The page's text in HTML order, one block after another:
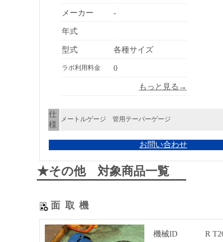
メーカー -
年式
型式 各種サイズ
ラボ利用料金 0
もっと見る→
仕
様
メートルゲージ 管用テーパーゲージ
お問い合わせ
★その他 対象商品一覧
面取機
機械ID R